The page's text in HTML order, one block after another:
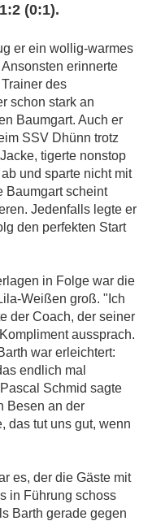
(0:1).
er ein wollig-warmes
erinnerte
des
schon stark an
Baumgart. Auch er
SSV Dhünn trotz
tigerte nonstop
und sparte nicht mit
Baumgart scheint
Jedenfalls legte er
den perfekten Start
in Folge war die
Weißen groß. "Ich
der Coach, der seiner
aussprach.
war erleichtert:
endlich mal
Schmid sagte
Besen an der
das tut uns gut, wenn
es, der die Gäste mit
in Führung schoss
Barth gerade gegen